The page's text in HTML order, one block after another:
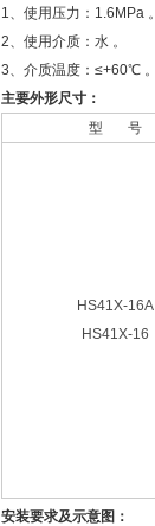
1、使用压力：1.6MPa 。
2、使用介质：水 。
3、介质温度：≤+60℃ 。
主要外形尺寸：
型 号
HS41X-16A
HS41X-16
安装要求及示意图：